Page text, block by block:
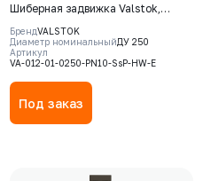
Шиберная задвижка Valstok,
серия VА, DN 0250, PN=10 Бар,
штурвал, выдвижной шток, корпус
GJS-500-7 (GGG50) , нож AISI304,
БрендVALSTOK
Диаметр номинальныйДУ 250
Артикул
VA-012-01-0250-PN10-SsP-HW-E
Под заказ